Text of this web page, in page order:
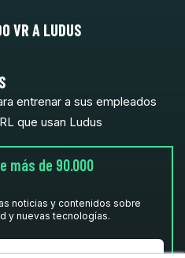
VR A LUDUS
entrenar a sus empleados
que usan Ludus
más de 90.000
noticias y contenidos sobre
y nuevas tecnologías.